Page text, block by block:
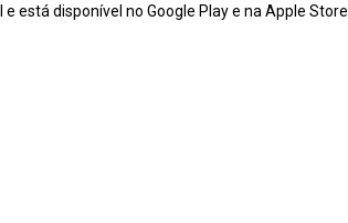
está disponível no Google Play e na Apple Store.